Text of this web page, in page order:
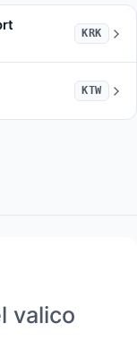
KRK
KTW
valico